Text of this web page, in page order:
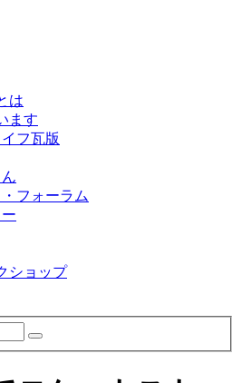
は
ます
フ瓦版
フォーラム
ショップ